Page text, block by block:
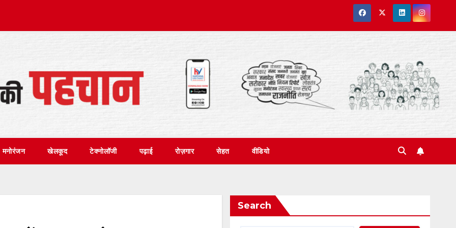
मनोरंजन खेलकूद टेक्नोलॉजी पढ़ाई रोज़गार सेहत वीडियो
Search